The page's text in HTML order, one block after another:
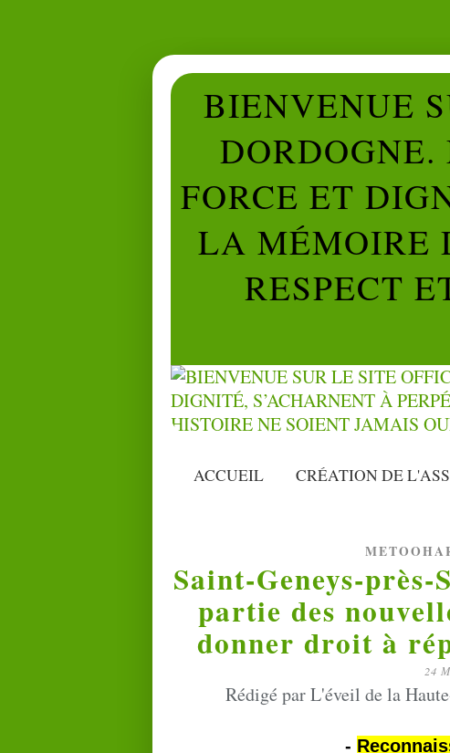
BIENVENUE
FORCE ET
LA MÉMOIRE
RESPECT
ACCUEIL CRÉATION DE
Saint-Geneys-
partie des
donner droit à
24
Rédigé par L'éveil de la
-